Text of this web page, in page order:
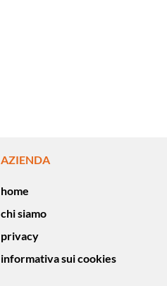
AZIENDA
home
chi siamo
privacy
informativa sui cookies